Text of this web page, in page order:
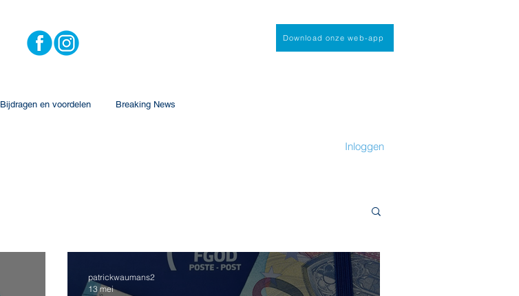
Download onze web-app
Bijdragen en voordelen Breaking News
Inloggen
patrickwaumans2
13 mei